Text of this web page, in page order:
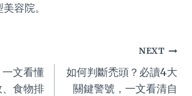
美容院。
文看懂
食物排
NEXT
如何判斷禿頭？必讀4大
關鍵警號，一文看清自